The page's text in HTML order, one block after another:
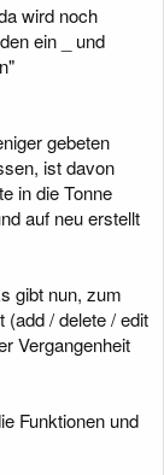
wird noch
ein _ und
gebeten
ist davon
in die Tonne
auf neu erstellt
gibt nun, zum
(add / delete / edit
Vergangenheit
Funktionen und